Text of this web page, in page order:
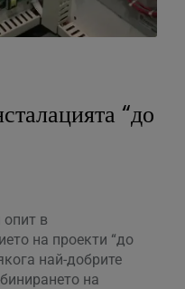
“до
опит в
на проекти “до
най-добрите
на